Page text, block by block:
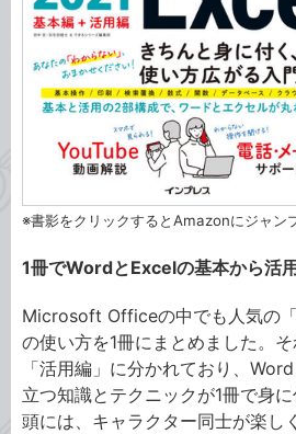
※書影をクリックするとAmazonにジャン
1冊でWordとExcelの基本から活
Microsoft Officeの中でも人気の
の使い方を1冊にまとめました。
「活用編」に分かれており、
立つ知識とテクニックが1冊で身
頭には、キャラクター同士が楽し